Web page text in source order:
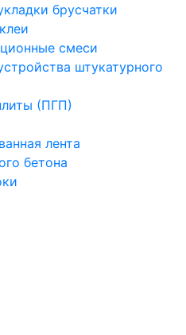
брусчатки
смеси
штукатурного
(ПГП)
лента
бетона